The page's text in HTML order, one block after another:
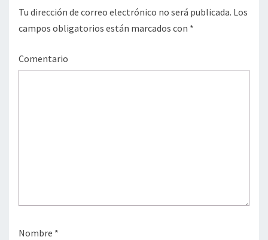
Tu dirección de correo electrónico no será publicada. Los
campos obligatorios están marcados con *
Comentario
Nombre *